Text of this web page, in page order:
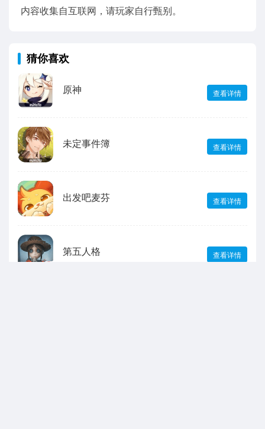
内容收集自互联网，请玩家自行甄别。
猜你喜欢
原神 查看详情
未定事件簿 查看详情
出发吧麦芬 查看详情
第五人格 查看详情